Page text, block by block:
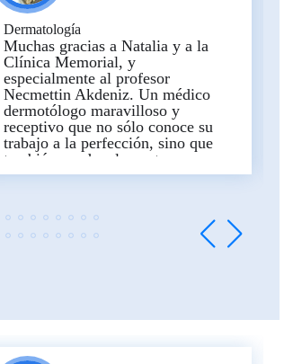
Dermatología
Muchas gracias a Natalia y a la
Clínica Memorial, y
especialmente al profesor
Necmettin Akdeniz. Un médico
dermotólogo maravilloso y
receptivo que no sólo conoce su
trabajo a la perfección, sino que
también ayuda a la gente a
ahorrar dinero al no prescribir
medicina se ha convertido en un
negocio, que mueve dinero, pero
Para comparar el diagnóstico
hospitales. Voy a dejar aquí una